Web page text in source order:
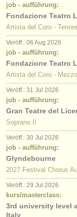
job - aufführung:
Fondazione Teatro
Artista del Coro -
Veröff.: 06 Aug 2026
job - aufführung:
Fondazione Teatro
Artista del Coro -
Veröff.: 31 Jul 2026
job - aufführung:
Gran Teatre del
Soprano II
Veröff.: 30 Jul 2026
job - aufführung:
Glyndebourne
2027 Festival Chorus
Veröff.: 29 Jul 2026
kurs/masterclass:
3rd university level
Italy